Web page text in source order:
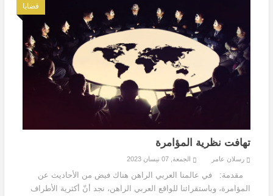
قضايا
تهافت نظرية المؤامرة
رسلان عامر الجمعة, 07 نيسان 2023
مقدمة: في عالمنا العربي الراهن هناك فيض من الأحاديث عن
المؤامرة، وباستقرائنا للواقع العربي الراهن، نجد أنّ أكثرية الأطراف